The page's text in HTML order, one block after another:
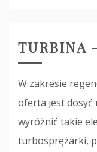
TURBINA
W zakresie
oferta jest dosyć
wyróżnić takie
turbosprężarki,